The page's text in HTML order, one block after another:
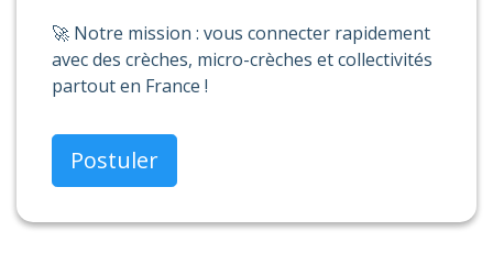
🚀 Notre mission : vous connecter rapidement
avec des crèches, micro-crèches et collectivités
partout en France !
Postuler